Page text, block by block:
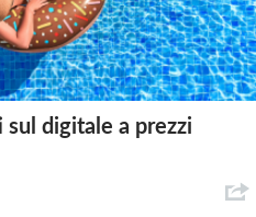
digitale a prezzi